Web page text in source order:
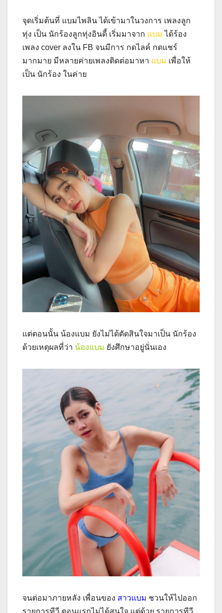
จุดเริ่มต้นที่ แบมไพลิน ได้เข้ามาในวงการ เพลงลูก
ทุ่ง เป็น นักร้องลูกทุ่งอินดี้ เริ่มมาจาก แบม ได้ร้อง
เพลง cover ลงใน FB จนมีการ กดไลค์ กดแชร์
มากมาย มีหลายค่ายเพลงติดต่อมาหา แบม เพื่อให้
เป็น นักร้อง ในค่าย
แต่ตอนนั้น น้องแบม ยังไม่ได้ตัดสินใจมาเป็น นักร้อง
ด้วยเหตุผลที่ว่า น้องแบม ยังศึกษาอยู่นั่นเอง
จนต่อมาภายหลัง เพื่อนของ สาวแบม ชวนให้ไปออก
รายการทีวี ตอนแรกไม่ได้สนใจ แต่ด้วย รายการทีวี